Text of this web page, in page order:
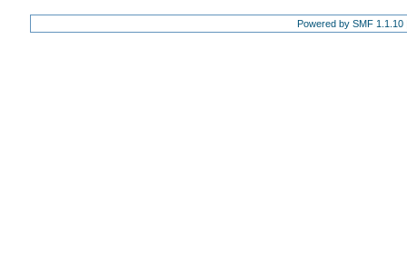
Powered by SMF 1.1.10